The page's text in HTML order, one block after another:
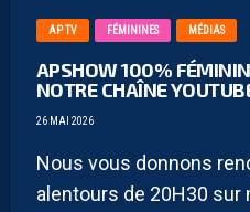
AP TV FÉMININES MÉDIAS
APSHOW 100%
NOTRE CHAÎNE
26 MAI 2026
Nous vous donnons
alentours de 20H30 sur